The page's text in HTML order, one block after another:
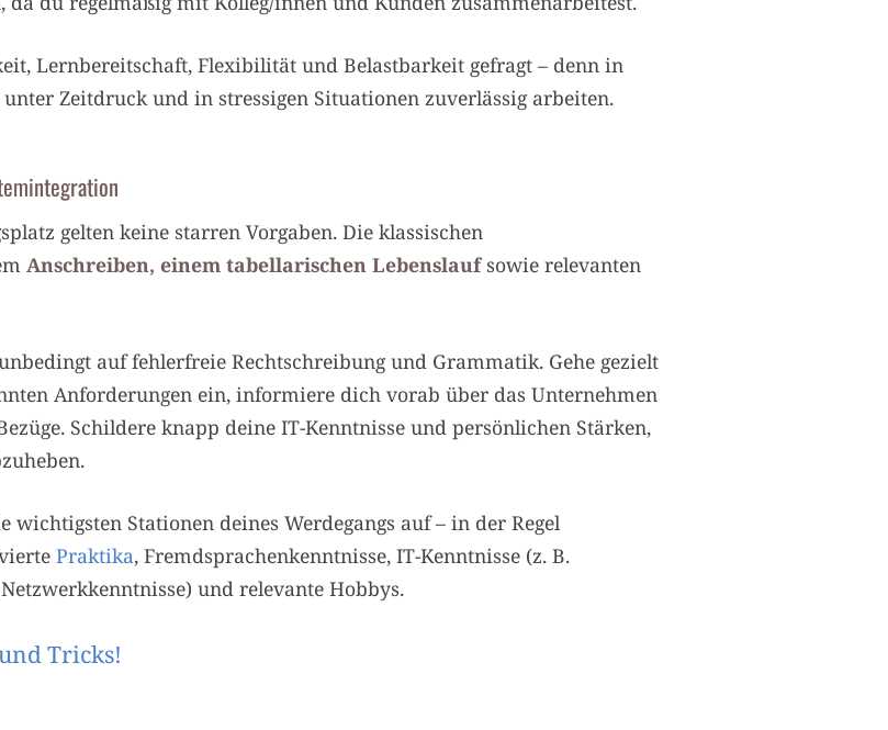
Lernbereitschaft, Flexibilität und Belastbarkeit gefragt – denn in
Zeitdruck und in stressigen Situationen zuverlässig arbeiten.
gelten keine starren Vorgaben. Die klassischen
Anschreiben, einem tabellarischen Lebenslaufsowie relevanten
auf fehlerfreie Rechtschreibung und Grammatik. Gehe gezielt
Anforderungen ein, informiere dich vorab über das Unternehmen
Schildere knapp deine IT-Kenntnisse und persönlichen Stärken,
wichtigsten Stationen deines Werdegangs auf – in der Regel
Praktika, Fremdsprachenkenntnisse, IT-Kenntnisse (z. B.
und relevante Hobbys.
Tricks!